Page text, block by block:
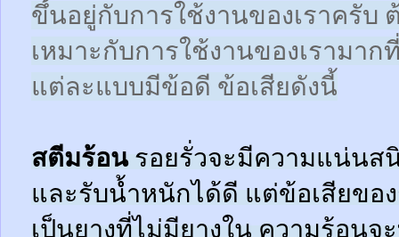
ขึ้นอยู่กับการใช้งานของเราครับ
เหมาะกับการใช้งานของเรามา
แต่ละแบบมีข้อดี ข้อเสียดังนี้
สตีมร้อนรอยรั่วจะมีความแน่นส
และรับน้ำหนักได้ดี แต่ข้อเสียขอ
เป็นยางที่ไม่มียางใน ความร้อนจ